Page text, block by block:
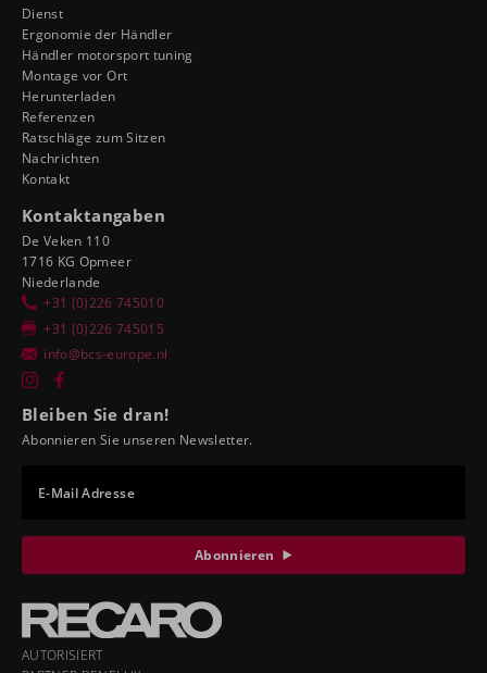
Dienst
Ergonomie der Händler
Händler motorsport tuning
Montage vor Ort
Herunterladen
Referenzen
Ratschläge zum Sitzen
Nachrichten
Kontakt
Kontaktangaben
De Veken 110
1716 KG Opmeer
Niederlande
+31 (0)226 745010
+31 (0)226 745015
info@bcs-europe.nl
Bleiben Sie dran!
Abonnieren Sie unseren Newsletter.
E-Mail Adresse
Abonnieren
AUTORISIERT